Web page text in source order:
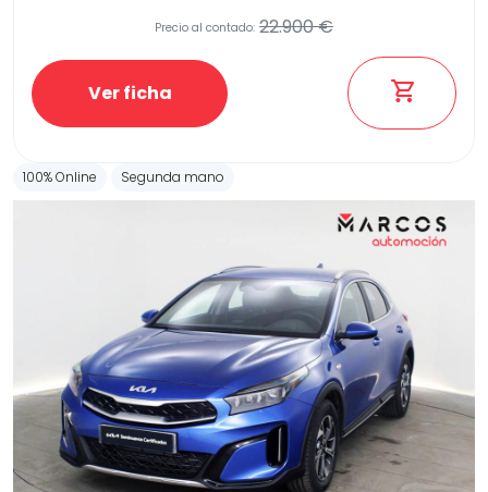
Precio al contado: 22.900 €
Ver ficha
100% Online Segunda mano